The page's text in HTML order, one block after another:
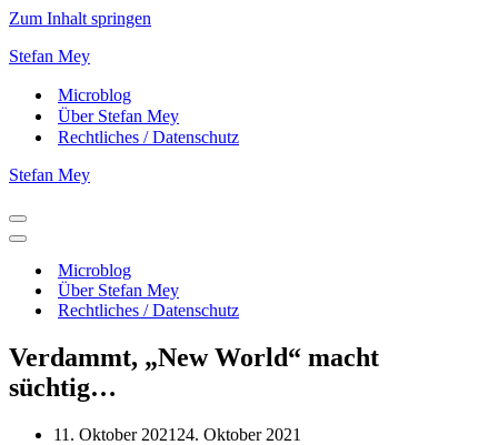
Zum Inhalt springen
Stefan Mey
Microblog
Über Stefan Mey
Rechtliches / Datenschutz
Stefan Mey
Navigationsmenü
Navigationsmenü
Microblog
Über Stefan Mey
Rechtliches / Datenschutz
Verdammt, „New World“ macht
süchtig…
11. Oktober 2021 24. Oktober 2021